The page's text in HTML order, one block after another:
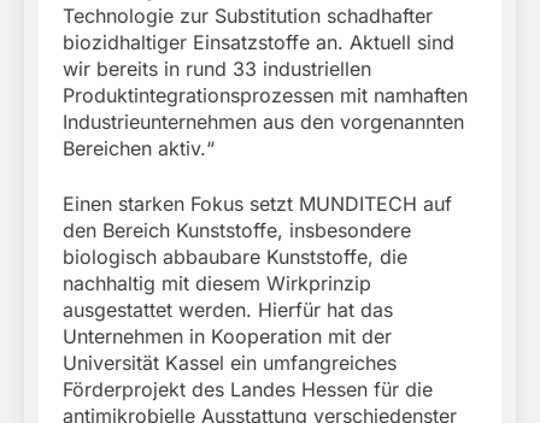
Technologie zur Substitution schadhafter
biozidhaltiger Einsatzstoffe an. Aktuell sind
wir bereits in rund 33 industriellen
Produktintegrationsprozessen mit namhaften
Industrieunternehmen aus den vorgenannten
Bereichen aktiv.“
Einen starken Fokus setzt MUNDITECH auf
den Bereich Kunststoffe, insbesondere
biologisch abbaubare Kunststoffe, die
nachhaltig mit diesem Wirkprinzip
ausgestattet werden. Hierfür hat das
Unternehmen in Kooperation mit der
Universität Kassel ein umfangreiches
Förderprojekt des Landes Hessen für die
antimikrobielle Ausstattung verschiedenster